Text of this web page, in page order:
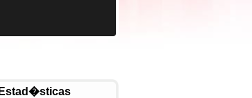
Estad�sticas